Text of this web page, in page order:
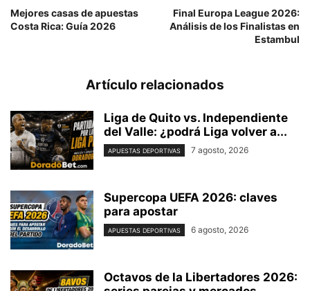
Mejores casas de apuestas
Costa Rica: Guía 2026
Final Europa League 2026:
Análisis de los Finalistas en
Estambul
Artículo relacionados
Liga de Quito vs. Independiente
del Valle: ¿podrá Liga volver a...
APUESTAS DEPORTIVAS 7 agosto, 2026
Supercopa UEFA 2026: claves
para apostar
APUESTAS DEPORTIVAS 6 agosto, 2026
Octavos de la Libertadores 2026: